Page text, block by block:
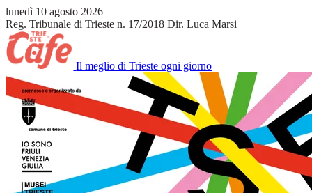
lunedì 10 agosto 2026
Reg. Tribunale di Trieste n. 17/2018 Dir. Luca Marsi
Il meglio di Trieste ogni giorno